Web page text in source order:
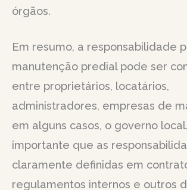
órgãos.
Em resumo, a responsabilidade
manutenção predial pode ser
entre proprietários, locatários,
administradores, empresas de
em alguns casos, o governo
importante que as
claramente definidas em
regulamentos internos e outros